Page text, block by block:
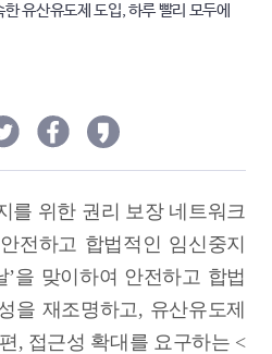
유산유도제 도입, 하루 빨리 모두에
를 위한 권리 보장 네트워크
전하고 합법적인 임신중지
을 맞이하여 안전하고 합법
을 재조명하고, 유산유도제
, 접근성 확대를 요구하는 <